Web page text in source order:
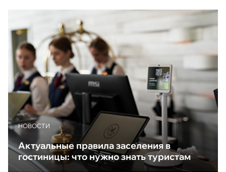
НОВОСТИ
Актуальные правила заселения в
гостиницы: что нужно знать туристам